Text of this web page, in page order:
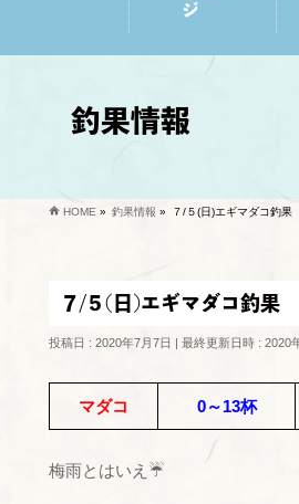
釣果情報
HOME » 釣果情報 » ７/５(日)エギマダコ釣果
７/５(日)エギマダコ釣果
投稿日 : 2020年7月7日 最終更新日時 : 2020
マダコ 0～13杯
梅雨とはいえ☔